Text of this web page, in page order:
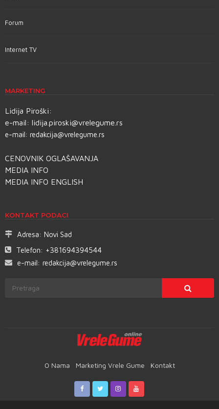
Forum
Internet TV
MARKETING
Lidija Piroški:
e-mail: lidija.piroski@vrelegume.rs
e-mail: redakcija@vrelegume.rs
CENOVNIK OGLAŠAVANJA
MEDIA INFO
MEDIA INFO ENGLISH
KONTAKT PODACI
Adresa: Novi Sad
Telefon: +381694394544
e-mail: redakcija@vrelegume.rs
O Nama Marketing Vrele Gume Kontakt